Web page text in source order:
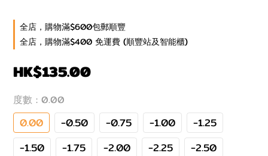
全店，購物滿$600包郵順豐
全店，購物滿$400 免運費 (順豐站及智能櫃)
HK$135.00
度數 : 0.00
0.00 -0.50 -0.75 -1.00
-1.25
-1.50
-1.75 -2.00 -2.25
-2.50